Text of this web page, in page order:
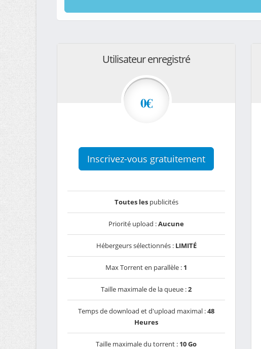
Utilisateur enregistré
0€
Inscrivez-vous gratuitement
Toutes lespublicités
Priorité upload :Aucune
Hébergeurs sélectionnés : LIMITÉ
Max Torrent en parallèle : 1
Taille maximale de la queue :2
Temps de download et d'upload maximal :48
Heures
Taille maximale du torrent : 10 Go